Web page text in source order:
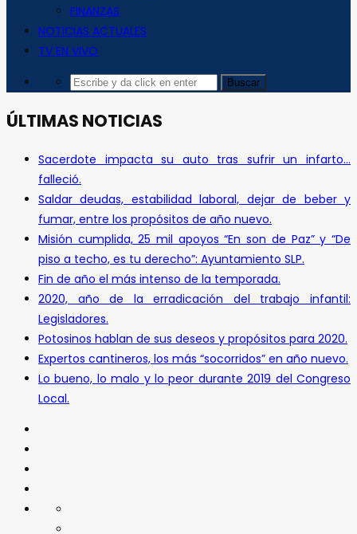
FINANZAS
NOTICIAS ACTUALES
TV EN VIVO
ÚLTIMAS NOTICIAS
Sacerdote impacta su auto tras sufrir un infarto…
falleció.
Saldar deudas, estabilidad laboral, dejar de beber y
fumar, entre los propósitos de año nuevo.
Misión cumplida, 25 mil apoyos “En son de Paz” y “De
piso a techo, es tu derecho”: Ayuntamiento SLP.
Fin de año el más intenso de la temporada.
2020, año de la erradicación del trabajo infantil:
Legisladores.
Potosinos hablan de sus deseos y propósitos para 2020.
Expertos cantineros, los más “socorridos” en año nuevo.
Lo bueno, lo malo y lo peor durante 2019 del Congreso
Local.